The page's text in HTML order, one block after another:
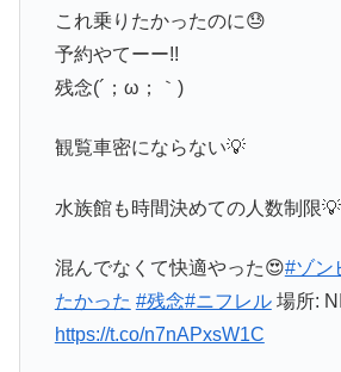
これ乗りたかったのに😓
予約やてーー!!
残念(´；ω；｀)
観覧車密にならない💡
水族館も時間決めての人数制限💡
混んでなくて快適やった😍#ゾン
たかった #残念#ニフレル場所:
https://t.co/n7nAPxsW1C